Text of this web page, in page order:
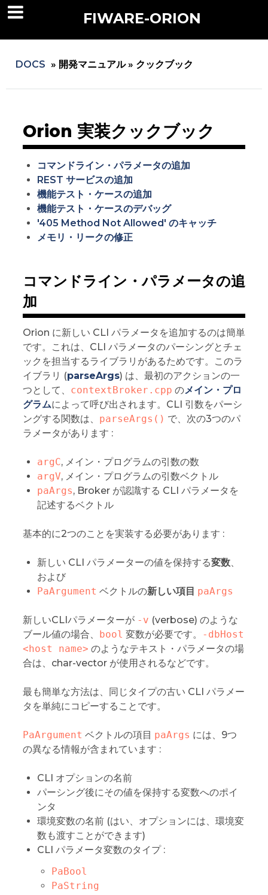
FIWARE-ORION
DOCS » 開発マニュアル » クックブック
Orion 実装クックブック
コマンドライン・パラメータの追加
REST サービスの追加
機能テスト・ケースの追加
機能テスト・ケースのデバッグ
'405 Method Not Allowed' のキャッチ
メモリ・リークの修正
コマンドライン・パラメータの追
加
Orion に新しい CLI パラメータを追加するのは簡単
です。これは、CLI パラメータのパーシングとチェ
ックを担当するライブラリがあるためです。このラ
イブラリ (parseArgs) は、最初のアクションの一
つとして、 contextBroker.cpp のメイン・プロ
グラムによって呼び出されます。CLI 引数をパーシ
ングする関数は、 parseArgs() で、次の3つのパ
ラメータがあります :
argC, メイン・プログラムの引数の数
argV, メイン・プログラムの引数ベクトル
paArgs, Broker が認識する CLI パラメータを
記述するベクトル
基本的に2つのことを実装する必要があります :
新しい CLI パラメーターの値を保持する変数、
および
PaArgument ベクトルの新しい項目 paArgs
新しいCLIパラメーターが -v (verbose) のような
ブール値の場合、 bool 変数が必要です。
-dbHost
<host name> のようなテキスト・パラメータの場
合は、char-vector が使用されるなどです。
最も簡単な方法は、同じタイプの古い CLI パラメー
タを単純にコピーすることです。
PaArgument ベクトルの項目 paArgs には、9つ
の異なる情報が含まれています :
CLI オプションの名前
パーシング後にその値を保持する変数へのポイ
ンタ
環境変数の名前 (はい、オプションには、環境変
数も渡すことができます)
CLI パラメータ変数のタイプ :
PaBool
PaString